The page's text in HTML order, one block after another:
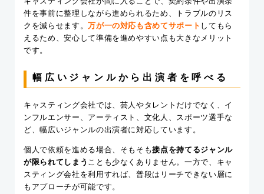
件を事前に整理しながら進められるため、トラブルのリス
クを減らせます。万が一の対応も含めてサポート してもら
えるため、安心して準備を進めやすい点も大きなメリット
です。
幅広いジャンルから出演者を呼べる
キャスティング会社では、芸人やタレントだけでなく、イ
ンフルエンサー、アーティスト、文化人、スポーツ選手な
ど、幅広いジャンルの出演者に対応しています。
個人で依頼を進める場合、そもそも接点を持てるジャンル
が限られてしまう ことも少なくありません。一方で、キャ
スティング会社を利用すれば、普段はリーチできない層に
もアプローチが可能です。